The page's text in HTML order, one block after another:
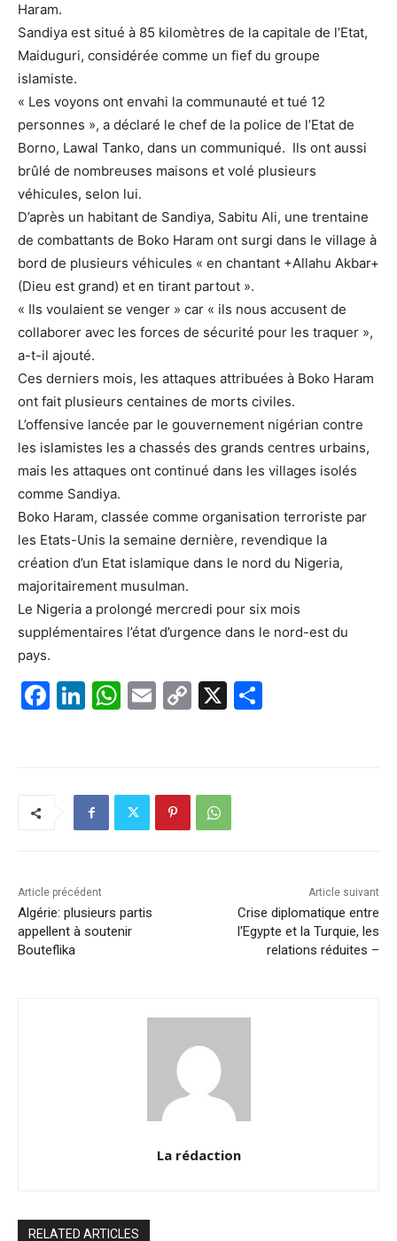
Haram.
Sandiya est situé à 85 kilomètres de la capitale de l’Etat,
Maiduguri, considérée comme un fief du groupe
islamiste.
« Les voyons ont envahi la communauté et tué 12
personnes », a déclaré le chef de la police de l’Etat de
Borno, Lawal Tanko, dans un communiqué. Ils ont aussi
brûlé de nombreuses maisons et volé plusieurs
véhicules, selon lui.
D’après un habitant de Sandiya, Sabitu Ali, une trentaine
de combattants de Boko Haram ont surgi dans le village à
bord de plusieurs véhicules « en chantant +Allahu Akbar+
(Dieu est grand) et en tirant partout ».
« Ils voulaient se venger » car « ils nous accusent de
collaborer avec les forces de sécurité pour les traquer »,
a-t-il ajouté.
Ces derniers mois, les attaques attribuées à Boko Haram
ont fait plusieurs centaines de morts civiles.
L’offensive lancée par le gouvernement nigérian contre
les islamistes les a chassés des grands centres urbains,
mais les attaques ont continué dans les villages isolés
comme Sandiya.
Boko Haram, classée comme organisation terroriste par
les Etats-Unis la semaine dernière, revendique la
création d’un Etat islamique dans le nord du Nigeria,
majoritairement musulman.
Le Nigeria a prolongé mercredi pour six mois
supplémentaires l’état d’urgence dans le nord-est du
pays.
F
k
Li
dI
n
W
A
p
E
C
Li
n
X
Article précédent
Algérie: plusieurs partis
appellent à soutenir
Bouteflika
Article suivant
Crise diplomatique entre
l'Egypte et la Turquie, les
relations réduites –
La rédaction
RELATED ARTICLES